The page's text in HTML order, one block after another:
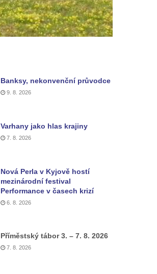
Banksy, nekonvenční průvodce
9. 8. 2026
Varhany jako hlas krajiny
7. 8. 2026
Nová Perla v Kyjově hostí
mezinárodní festival
Performance v časech krizí
6. 8. 2026
Příměstský tábor 3. – 7. 8. 2026
7. 8. 2026